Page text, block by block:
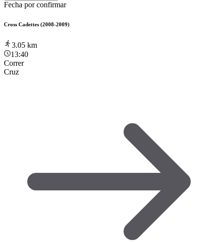
Fecha por confirmar
Cross Cadettes (2008-2009)
3.05 km
13:40
Correr
Cruz